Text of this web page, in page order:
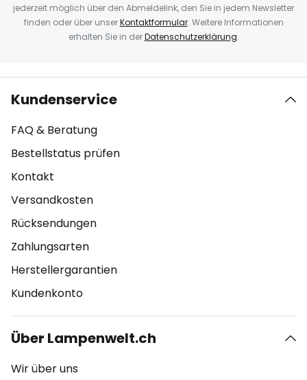
jederzeit möglich über den Abmeldelink, den Sie in jedem Newsletter
finden oder über unserKontaktformular. Weitere Informationen
erhalten Sie in derDatenschutzerklärung.
Kundenservice
FAQ & Beratung
Bestellstatus prüfen
Kontakt
Versandkosten
Rücksendungen
Zahlungsarten
Herstellergarantien
Kundenkonto
Über Lampenwelt.ch
Wir über uns